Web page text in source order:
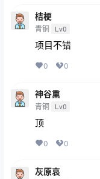
桔梗
青铜 Lv0
项目不错
0 0
神谷熏
青铜 Lv0
顶
0 0
灰原哀